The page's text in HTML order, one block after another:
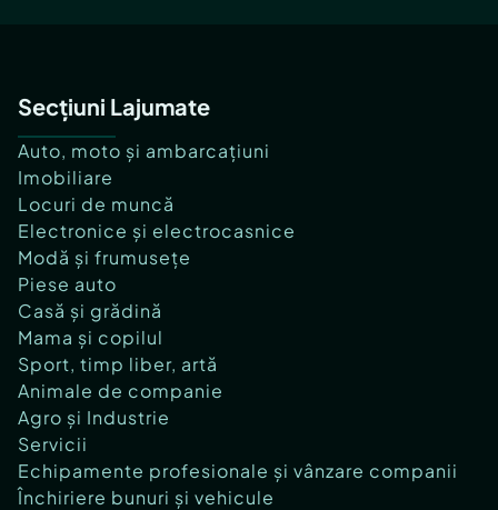
Secțiuni Lajumate
Auto, moto și ambarcațiuni
Imobiliare
Locuri de muncă
Electronice și electrocasnice
Modă și frumusețe
Piese auto
Casă și grădină
Mama și copilul
Sport, timp liber, artă
Animale de companie
Agro și Industrie
Servicii
Echipamente profesionale și vânzare companii
Închiriere bunuri și vehicule